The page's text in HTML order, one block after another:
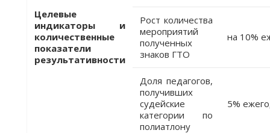
Целевые
индикаторы и
количественные
показатели
результативности
Рост количества
мероприятий
полученных
знаков ГТО
на 10%
Доля педагогов,
получивших
судейские
категории по
полиатлону
5%